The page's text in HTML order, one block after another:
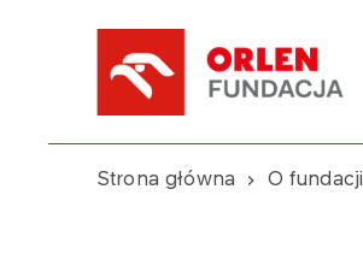
Strona główna O fundacji